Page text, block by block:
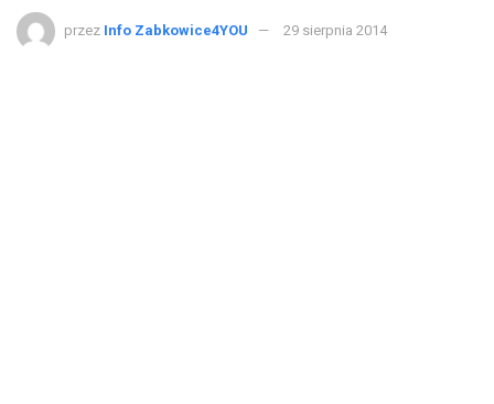
przez Info Zabkowice4YOU 29 sierpnia 2014